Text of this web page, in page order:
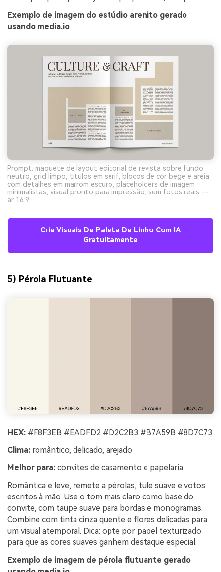
Exemplo de imagem do estúdio arenito gerado
usando media.io
Prompt: maquete de layout editorial de revista sobre fundo
neutro, grid limpo, títulos em serif, blocos de cor bege e areia
com detalhes em marrom escuro, placeholders de imagem
minimalistas, visual pronto para impressão, sem fotos reais --
ar 16:9
Crie Visuais De Paleta De Linho Com IA
Gratuitamente
5) Pérola Flutuante
HEX: #F8F3EB #EADFD2 #D2C2B3 #B7A59B #8D7C73
Clima: romântico, delicado, arejado
Melhor para: convites de casamento e papelaria
Romântica e leve, remete a pérolas, tule suave e votos
escritos à mão. Use o tom mais claro como base do
convite, com taupe suave para bordas e monogramas.
Combine com tinta cinza quente e flores delicadas para
um visual atemporal. Dica: opte por papel texturizado
para que as cores suaves ganhem destaque especial.
Exemplo de imagem de pérola flutuante gerado
Crie imagens com
IA sem limites.
Comece Grátis →